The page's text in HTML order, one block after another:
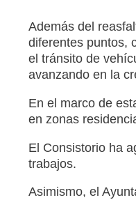
Además del
diferentes puntos,
el tránsito de
avanzando en la
En el marco de
en zonas
El Consistorio ha
trabajos.
Asimismo, el